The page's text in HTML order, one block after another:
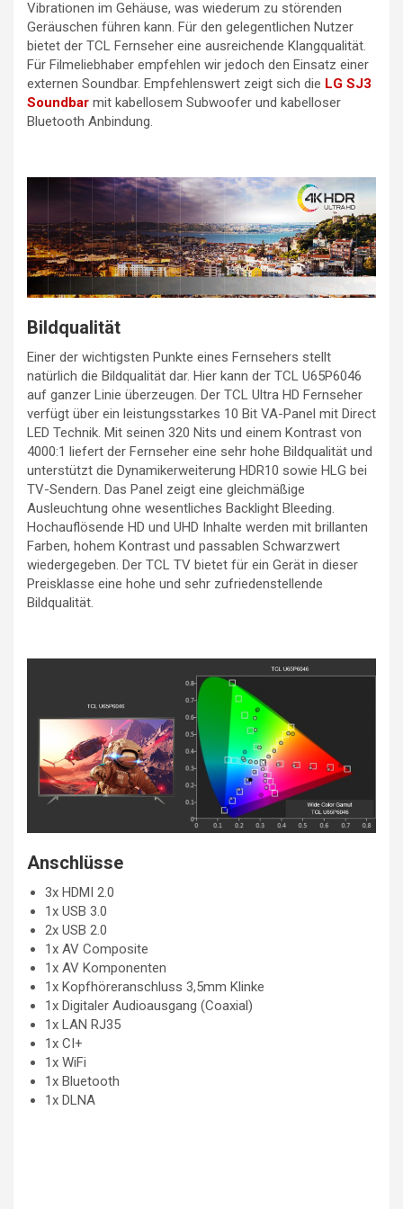
Vibrationen im Gehäuse, was wiederum zu störenden
Geräuschen führen kann. Für den gelegentlichen Nutzer
bietet der TCL Fernseher eine ausreichende Klangqualität.
Für Filmeliebhaber empfehlen wir jedoch den Einsatz einer
externen Soundbar. Empfehlenswert zeigt sich die LG SJ3
Soundbar mit kabellosem Subwoofer und kabelloser
Bluetooth Anbindung.
Bildqualität
Einer der wichtigsten Punkte eines Fernsehers stellt
natürlich die Bildqualität dar. Hier kann der TCL U65P6046
auf ganzer Linie überzeugen. Der TCL Ultra HD Fernseher
verfügt über ein leistungsstarkes 10 Bit VA-Panel mit Direct
LED Technik. Mit seinen 320 Nits und einem Kontrast von
4000:1 liefert der Fernseher eine sehr hohe Bildqualität und
unterstützt die Dynamikerweiterung HDR10 sowie HLG bei
TV-Sendern. Das Panel zeigt eine gleichmäßige
Ausleuchtung ohne wesentliches Backlight Bleeding.
Hochauflösende HD und UHD Inhalte werden mit brillanten
Farben, hohem Kontrast und passablen Schwarzwert
wiedergegeben. Der TCL TV bietet für ein Gerät in dieser
Preisklasse eine hohe und sehr zufriedenstellende
Bildqualität.
Anschlüsse
3x HDMI 2.0
1x USB 3.0
2x USB 2.0
1x AV Composite
1x AV Komponenten
1x Kopfhöreranschluss 3,5mm Klinke
1x Digitaler Audioausgang (Coaxial)
1x LAN RJ35
1x CI+
1x WiFi
1x Bluetooth
1x DLNA